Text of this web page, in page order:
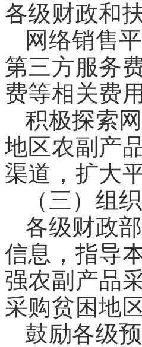
各级财政和
网络销售
第三方服务
费等相关费
积极探索
地区农副产
渠道，扩大
（三）组
各级财政
信息，指导
强农副产品
采购贫困地
鼓励各级